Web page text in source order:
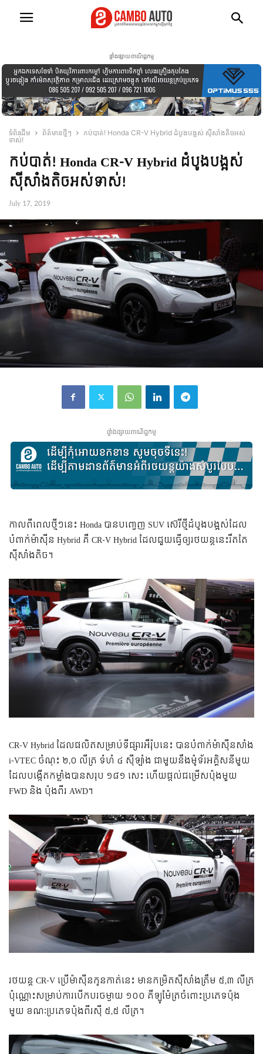
ផ្ទាំងផ្សាយពាណិជ្ជកម្ម
ទំព័រដើម ព័ត៍មានថ្មីៗ
កប់បាត់! Honda CR-V Hybrid ដំបូងបង្អស់ ស៊ីសាំងតិចអស់
ទាស់!
កប់បាត់! Honda CR-V Hybrid ដំបូងបង្អស់
ស៊ីសាំងតិចអស់ទាស់!
July 17, 2019
ផ្ទាំងផ្សាយពាណិជ្ជកម្ម
កាលពីពេលថ្មីៗនេះ Honda បានបញ្ចេញ SUV ស៊េរី​ថ្មី​ដំបូង​បង្អស់​ដែល​
បំពាក់​ម៉ាស៊ីន Hybrid គឺ CR-V Hybrid ដែលជួយធ្វើឲ្យរថយន្តនេះរឹតតែ
ស៊ីសាំងតិច។
CR-V Hybrid ដែលផលិតសម្រាប់ទីផ្សារ​អឺរ៉ុបនេះ បាន​បំពាក់​ម៉ាស៊ីន​សាំង
i-VTEC ចំណុះ ២,០ លីត្រ ទំហំ ៤ ស៊ីឡាំង ជាមួយ​នឹង​ម៉ូទ័រអគ្គិសនីមួយ
ដែលបង្កើតកម្លាំងបានសរុប ១៨១ សេះ ហើយផ្តល់ជម្រើសប៉ុងមួយ
FWD និង ប៉ុងពីរ AWD។
រថយន្ត CR-V ប្រើម៉ាស៊ីនកូនកាត់នេះ មានកម្រិតស៊ីសាំងត្រឹម ៥,៣ លីត្រ
ប៉ុណ្ណោះសម្រាប់ការបើកបរចម្ងាយ ១០០ គីឡូម៉ែត្រចំពោះប្រភេទប៉ុង
មួយ ខណៈប្រភេទប៉ុងពីរស៊ី ៥,៥ លីត្រ។